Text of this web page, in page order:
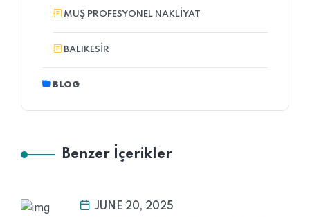
MUŞ PROFESYONEL NAKLIYAT
BALIKESIR
BLOG
Benzer İçerikler
JUNE 20, 2025